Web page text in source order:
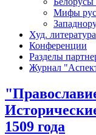
Мифы
Худ. литература
Конференции
Разделы
Журнал
1509 года